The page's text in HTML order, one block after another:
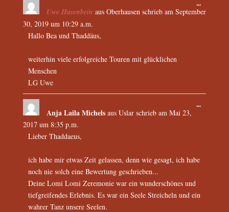
Uwe Hasenbein aus Oberhausen schrieb amSeptember
30, 2019 um 10:29 a.m.
Hallo Bea und Thaddäus,
weiterhin viele erfolgreiche Touren mit glücklichen
Menschen
LG Uwe
...
Anja Laila Michels aus Uslar schrieb amMai 23,
2017 um 8:35 p.m.
Lieber Thaddaeus,
ich habe mir etwas Zeit gelassen, denn wie gesagt, ich habe
noch nie solch eine Bewertung geschrieben...
Deine Lomi Lomi Zeremonie war ein wunderschönes und
tiefgreifendes Erlebnis. Es war ein Seele Streicheln und ein
wahrer Tanz unsere Seelen.
...